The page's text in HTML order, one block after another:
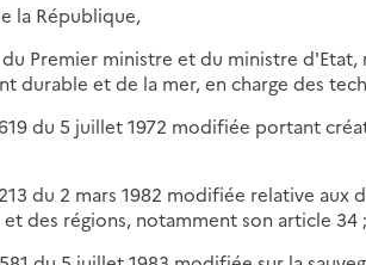
la République,
Premier ministre et du ministre
durable et de la mer, en charge des
du 5 juillet 1972 modifiée portant
du 2 mars 1982 modifiée relative
des régions, notamment son article 34 ;